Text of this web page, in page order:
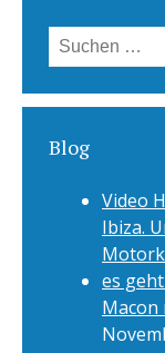
Suchen
nach:
Blog
Video
Ibiza.
es
Macon